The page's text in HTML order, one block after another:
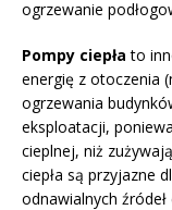
ogrzewanie
Pompy ciepła to
energię z otoczenia
ogrzewania
eksploatacji,
cieplnej, niż
ciepła są przyjazne
odnawialnych źródeł